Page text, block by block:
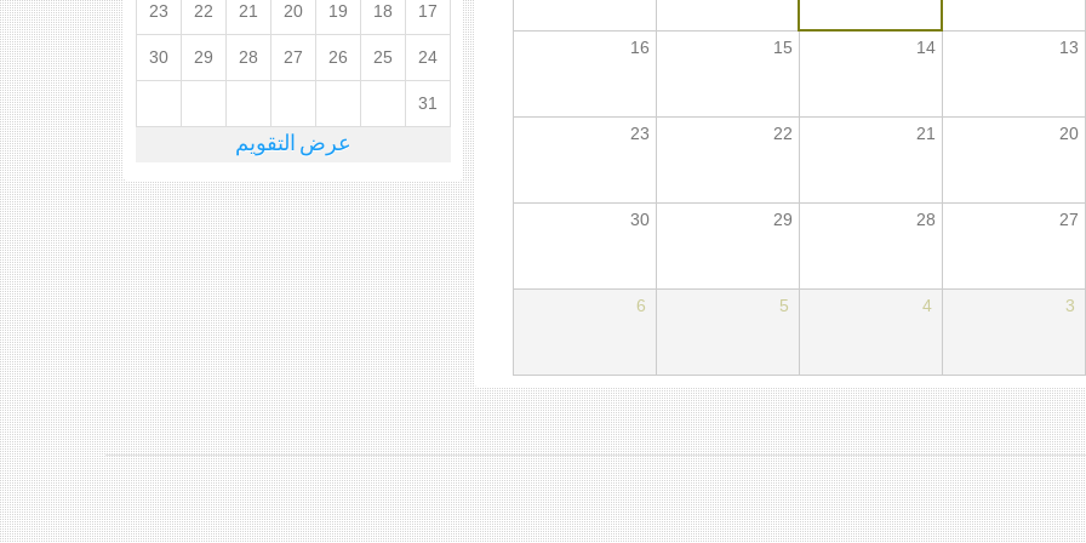
13
14
15
16
20
21
22
23
27
28
29
30
3
4
5
6
17
18
19
20
21
22
23
24
25
26
27
28
29
30
31
عرض التقويم